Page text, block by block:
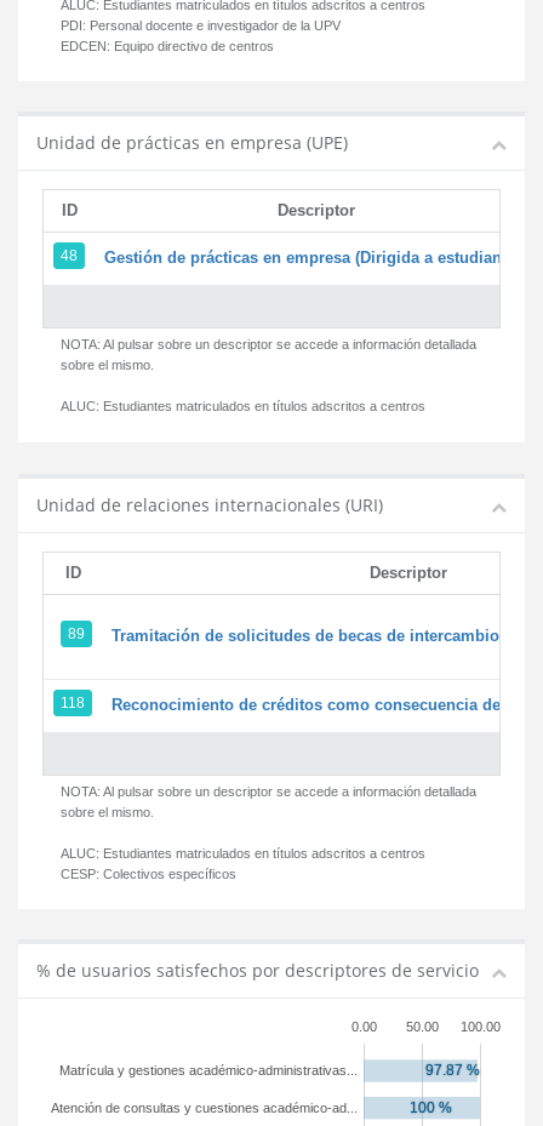
ALUC: Estudiantes matriculados en títulos adscritos a centros
PDI: Personal docente e investigador de la UPV
EDCEN: Equipo directivo de centros
Unidad de prácticas en empresa (UPE)
ID Descriptor
48 Gestión de prácticas en empresa (Dirigida a estudiantes)
NOTA: Al pulsar sobre un descriptor se accede a información detallada
sobre el mismo.
ALUC: Estudiantes matriculados en títulos adscritos a centros
Unidad de relaciones internacionales (URI)
ID Descriptor
89 Tramitación de solicitudes de becas de intercambio
118 Reconocimiento de créditos como consecuencia de un
NOTA: Al pulsar sobre un descriptor se accede a información detallada
sobre el mismo.
ALUC: Estudiantes matriculados en títulos adscritos a centros
CESP: Colectivos específicos
% de usuarios satisfechos por descriptores de servicio
0.00 50.00 100.00
Atención de consultas y cuestiones académico-ad...
Matrícula y gestiones académico-administrativas...